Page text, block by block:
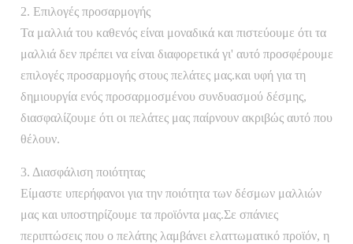
2. Επιλογές προσαρμογής
Τα μαλλιά του καθενός είναι μοναδικά και πιστεύουμε ότι τα
μαλλιά δεν πρέπει να είναι διαφορετικά γι' αυτό προσφέρουμε
επιλογές προσαρμογής στους πελάτες μας.και υφή για τη
δημιουργία ενός προσαρμοσμένου συνδυασμού δέσμης,
διασφαλίζουμε ότι οι πελάτες μας παίρνουν ακριβώς αυτό που
θέλουν.
3. Διασφάλιση ποιότητας
Είμαστε υπερήφανοι για την ποιότητα των δέσμων μαλλιών
μας και υποστηρίζουμε τα προϊόντα μας.Σε σπάνιες
περιπτώσεις που ο πελάτης λαμβάνει ελαττωματικό προϊόν, η